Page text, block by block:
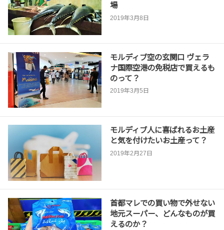
場
2019年3月8日
モルディブ空の玄関口 ヴェラ
ナ国際空港の免税店で買えるも
のって？
2019年3月5日
モルディブ人に喜ばれるお土産
と気を付けたいお土産って？
2019年2月27日
首都マレでの買い物で外せない
地元スーパー、どんなものが買
えるのか？